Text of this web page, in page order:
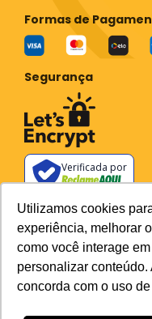
Utilizamos cookies
experiência, melhorar
como você interage
personalizar
concorda com o uso
Formas de
Segurança
Verificada por
Todos os preços e
no site e não se aplicam
previstos no site
de comunicação e sites de
condições no site, o valor
Plataforma